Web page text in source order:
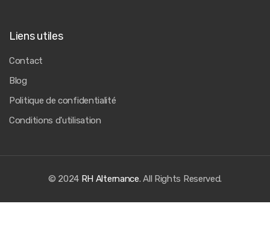
Liens utiles
Contact
Blog
Politique de confidentialité
Conditions d'utilisation
© 2024 RH Alternance. All Rights Reserved.